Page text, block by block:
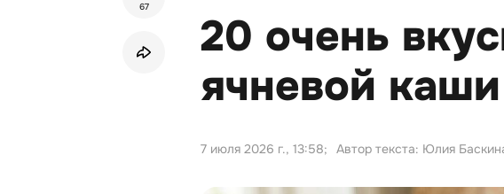
67
20 очень
ячневой каши
7 июля 2026 г., 13:58; Автор текста: Юлия